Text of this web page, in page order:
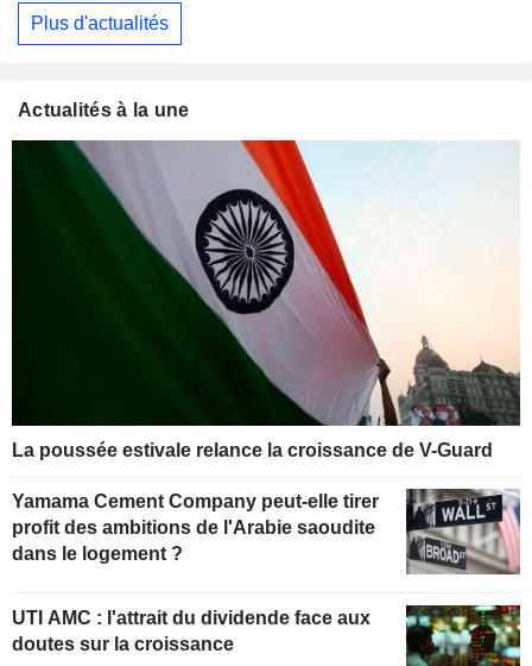
Plus d'actualités
Actualités à la une
La poussée estivale relance la croissance de V-Guard
Yamama Cement Company peut-elle tirer
profit des ambitions de l'Arabie saoudite
dans le logement ?
UTI AMC : l'attrait du dividende face aux
doutes sur la croissance